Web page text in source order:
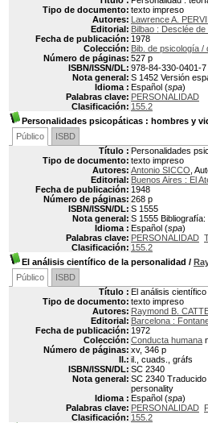
Tipo de documento: texto impreso
Autores: Lawrence A.
Editorial: Bilbao : Desclée
Fecha de publicación: 1978
Colección: Bib. de psicología /
Número de páginas: 527 p
ISBN/ISSN/DL: 978-84-330-0401-7
Nota general: S 1452 Versión
Idioma : Español (spa)
Palabras clave: PERSONALIDAD
Clasificación: 155.2
Personalidades psicopáticas : hombres y
Público
ISBD
Título : Personalidades
Tipo de documento: texto impreso
Autores: Antonio SICCO ,
Editorial: Buenos Aires : El
Fecha de publicación: 1948
Número de páginas: 268 p
ISBN/ISSN/DL: S 1555
Nota general: S 1555
Idioma : Español (spa)
Palabras clave: PERSONALIDAD
Clasificación: 155.2
El análisis científico de la personalidad /
Público
ISBD
Título : El análisis
Tipo de documento: texto impreso
Autores: Raymond B.
Editorial: Barcelona :
Fecha de publicación: 1972
Colección: Conducta humana
Número de páginas: xv, 346 p
Il.: il., cuads., gráfs
ISBN/ISSN/DL: SC 2340
Nota general: SC 2340
personality
Idioma : Español (spa)
Palabras clave: PERSONALIDAD
Clasificación: 155.2